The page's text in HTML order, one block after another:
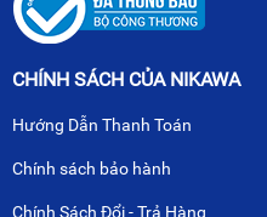
CHÍNH SÁCH CỦA NIKAWA
Hướng Dẫn Thanh Toán
Chính sách bảo hành
Chính Sách Đổi - Trả Hàng